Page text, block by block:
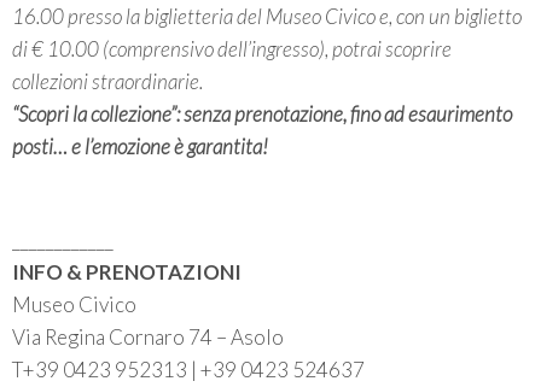
16.00 presso la biglietteria del Museo Civico e, con un biglietto
di € 10.00 (comprensivo dell’ingresso), potrai scoprire
collezioni straordinarie.
“Scopri la collezione”: senza prenotazione, fino ad esaurimento
posti… e l’emozione è garantita!
INFO & PRENOTAZIONI
Museo Civico
Via Regina Cornaro 74 – Asolo
T+39 0423 952313 | +39 0423 524637